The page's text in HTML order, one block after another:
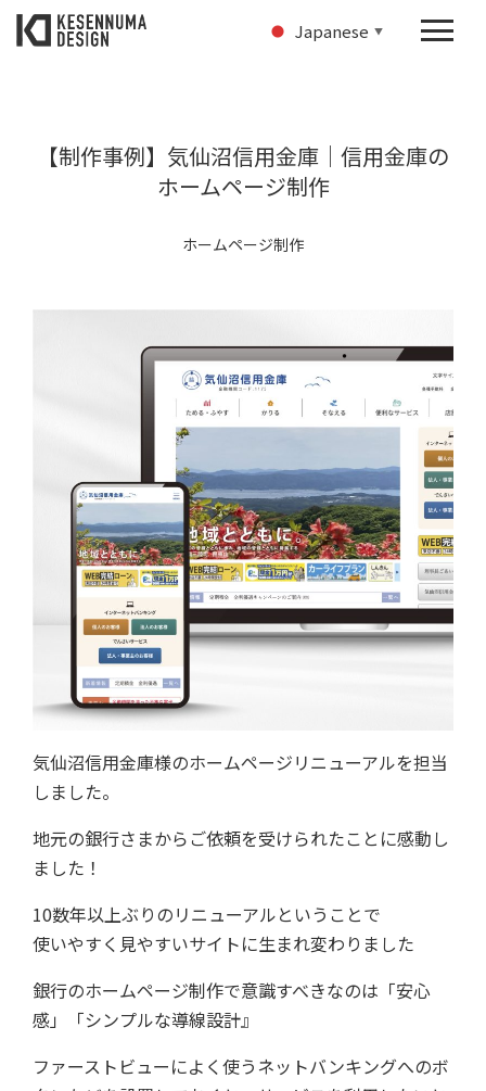
【制作事例】気仙沼信用金庫｜信用金庫の
ホームページ制作
ホームページ制作
気仙沼信用金庫様のホームページリニューアルを担当
しました。
地元の銀行さまからご依頼を受けられたことに感動し
ました！
10数年以上ぶりのリニューアルということで
使いやすく見やすいサイトに生まれ変わりました
銀行のホームページ制作で意識すべきなのは「安心
感」「シンプルな導線設計』
ファーストビューによく使うネットバンキングへのボ
Japanese ▼